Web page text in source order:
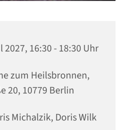
16:30 - 18:30 Uhr
zum Heilsbronnen,
20, 10779 Berlin
Michalzik, Doris Wilk